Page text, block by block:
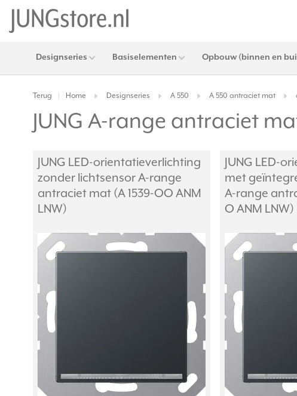
Designseries Basiselementen Opbouw (binnen en
Terug Home Designseries A 550 A 550 antraciet mat
JUNG A-range antraciet
JUNG LED-orientatieverlichting
zonder lichtsensor A-range
antraciet mat (A 1539-OO ANM
LNW)
JUNG LED-
met
A-range
O ANM LNW)